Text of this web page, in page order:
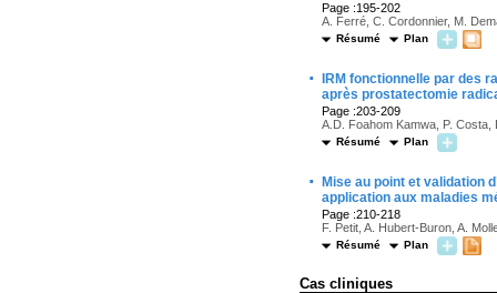
Page :195-202
A. Ferré, C. Cordonnier, M.
Résumé Plan
·
IRM fonctionnelle par des
après prostatectomie
Page :203-209
A.D. Foahom Kamwa, P.
Résumé Plan
·
Mise au point et validation
application aux maladies
Page :210-218
F. Petit, A. Hubert-Buron, A.
Résumé Plan
Cas cliniques